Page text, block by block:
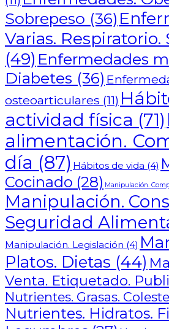
Sobrepeso (36)
Varias. Respiratorio.
(49) Enfermedades
Diabetes (36)
osteoarticulares (11)
actividad física (71)
alimentación.
día (87) Hábitos de vida (4)
Cocinado (28) Manipulación.
Manipulación.
Seguridad
Manipulación. Legislación (4)
Platos. Dietas (44)
Venta. Etiquetado.
Nutrientes. Grasas.
Nutrientes. Hidratos.